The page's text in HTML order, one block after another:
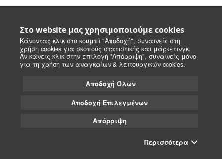
Στο website μας χρησιμοποιούμε cookies
Κάνοντας κλικ στο κουμπί "Αποδοχή", συναινείς στη
χρήση cookies για σκοπούς στατιστικής και μάρκετινγκ.
Αν κάνεις κλικ στην επιλογή "Απόρριψη", συναινείς μόνο
για τη χρήση των αναγκαίων & λειτουργικών cookies.
Αποδοχή Όλων
Αποδοχή Επιλεγμένων
Απόρριψη
Περισσότερα